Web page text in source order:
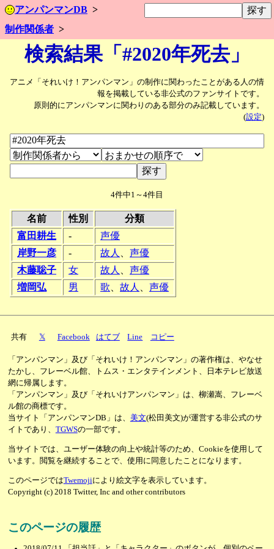
アンパンマンDB
制作関係者
検索結果「#2020年死去」
アニメ「それいけ！アンパンマン」の制作に関わったことがある人の情
報を掲載している非公式のファンサイトです。
原則的にアンパンマンに関わりのある部分のみ記載しています。
(設定)
4件中1～4件目
名前 性別
分類
富田耕生
-
声優
岸野一彦
- 故人
声優
木藤聡子
女 故人
声優
増岡弘
男 歌 故人 声優
共有 𝕏 Facebook はてブ Line コピー
「アンパンマン」及び「それいけ！アンパンマン」の著作権は、やなせ
たかし、フレーベル館、トムス・エンタテインメント、日本テレビ放送
網に帰属します。
「アンパンマン」及び「それいけアンパンマン」は、柳瀬嵩、フレーベ
ル館の商標です。
当サイト「アンパンマンDB」は、 美文(松田美文)が運営する非公式のサ
イトであり、 TGWSの一部です。
当サイトでは、ユーザー体験の向上や統計等のため、Cookieを使用して
います。閲覧を継続することで、使用に同意したことになります。
このページではTwemojiにより絵文字を表示しています。
Copyright (c) 2018 Twitter, Inc and other contributors
このページの履歴